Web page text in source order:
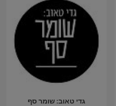
גדי טאוב: שומר סף